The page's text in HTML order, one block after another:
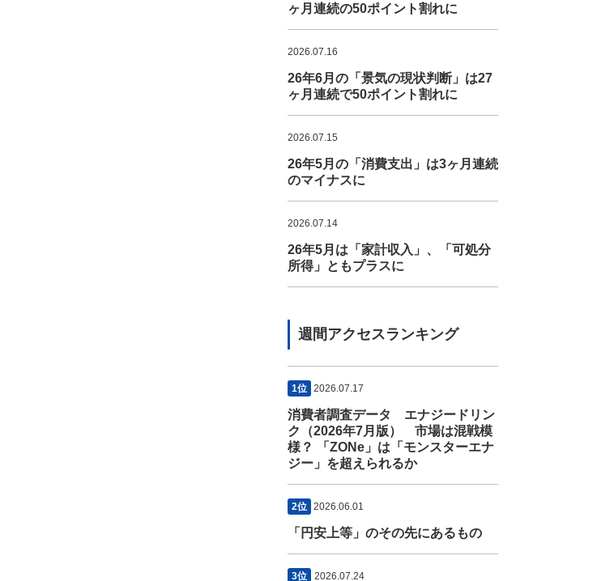
ヶ月連続の50ポイント割れに
2026.07.16
26年6月の「景気の現状判断」は27
ヶ月連続で50ポイント割れに
2026.07.15
26年5月の「消費支出」は3ヶ月連続
のマイナスに
2026.07.14
26年5月は「家計収入」、「可処分
所得」ともプラスに
週間アクセスランキング
1位 2026.07.17
消費者調査データ エナジードリン
ク（2026年7月版） 市場は混戦模
様？ 「ZONe」は「モンスターエナ
ジー」を超えられるか
2位 2026.06.01
「円安上等」のその先にあるもの
3位 2026.07.24